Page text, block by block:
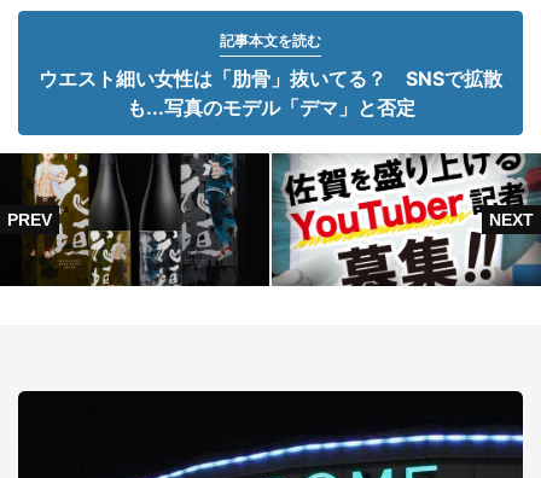
記事本文を読む
ウエスト細い女性は「肋骨」抜いてる？ SNSで拡散
も...写真のモデル「デマ」と否定